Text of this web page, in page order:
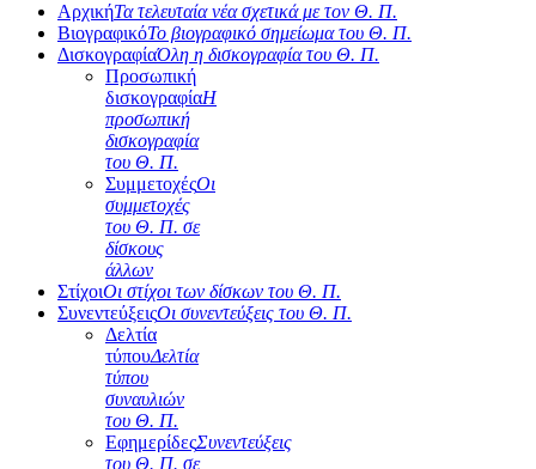
ΑρχικήΤα τελευταία νέα σχετικά με τον Θ. Π.
ΒιογραφικόΤο βιογραφικό σημείωμα του Θ. Π.
ΔισκογραφίαΌλη η δισκογραφία του Θ. Π.
Προσωπική
δισκογραφίαΗ
προσωπική
δισκογραφία
του Θ. Π.
ΣυμμετοχέςΟι
συμμετοχές
του Θ. Π. σε
δίσκους
άλλων
ΣτίχοιΟι στίχοι των δίσκων του Θ. Π.
ΣυνεντεύξειςΟι συνεντεύξεις του Θ. Π.
Δελτία
τύπουΔελτία
τύπου
συναυλιών
του Θ. Π.
ΕφημερίδεςΣυνεντεύξεις
του Θ. Π. σε